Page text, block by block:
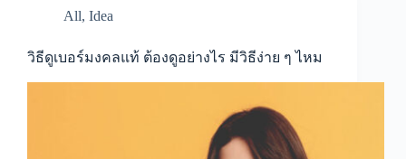
All, Idea
วิธีดูเบอร์มงคลแท้ ต้องดูอย่างไร มีวิธีง่าย ๆ ไหม